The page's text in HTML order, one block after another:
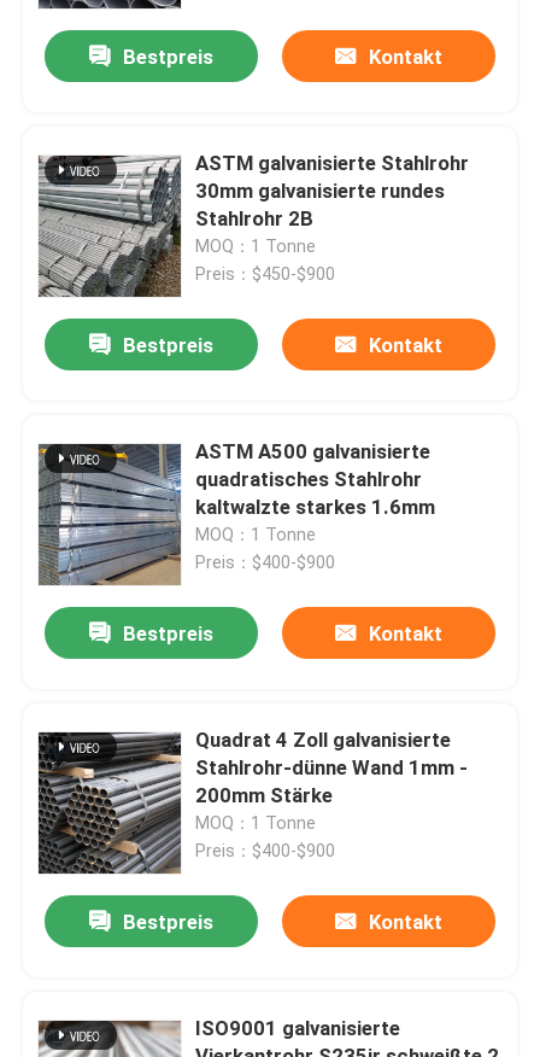
Haus
Über uns
Fabrik-Ausflug
Qualitätskontrolle
Treten Sie mit uns in Verbindung
Nachrichten
Warm gewalzte Edelstahl-Spule
Polieredelstahl-Spule
Bestpreis Kontakt
ASTM galvanisierte Stahlrohr
30mm galvanisierte rundes
Stahlrohr 2B
MOQ：1 Tonne
Preis：$450-$900
Bestpreis Kontakt
ASTM A500 galvanisierte
quadratisches Stahlrohr
kaltwalzte starkes 1.6mm
MOQ：1 Tonne
Preis：$400-$900
Bestpreis Kontakt
Quadrat 4 Zoll galvanisierte
Stahlrohr-dünne Wand 1mm -
200mm Stärke
MOQ：1 Tonne
Preis：$400-$900
Bestpreis Kontakt
ISO9001 galvanisierte